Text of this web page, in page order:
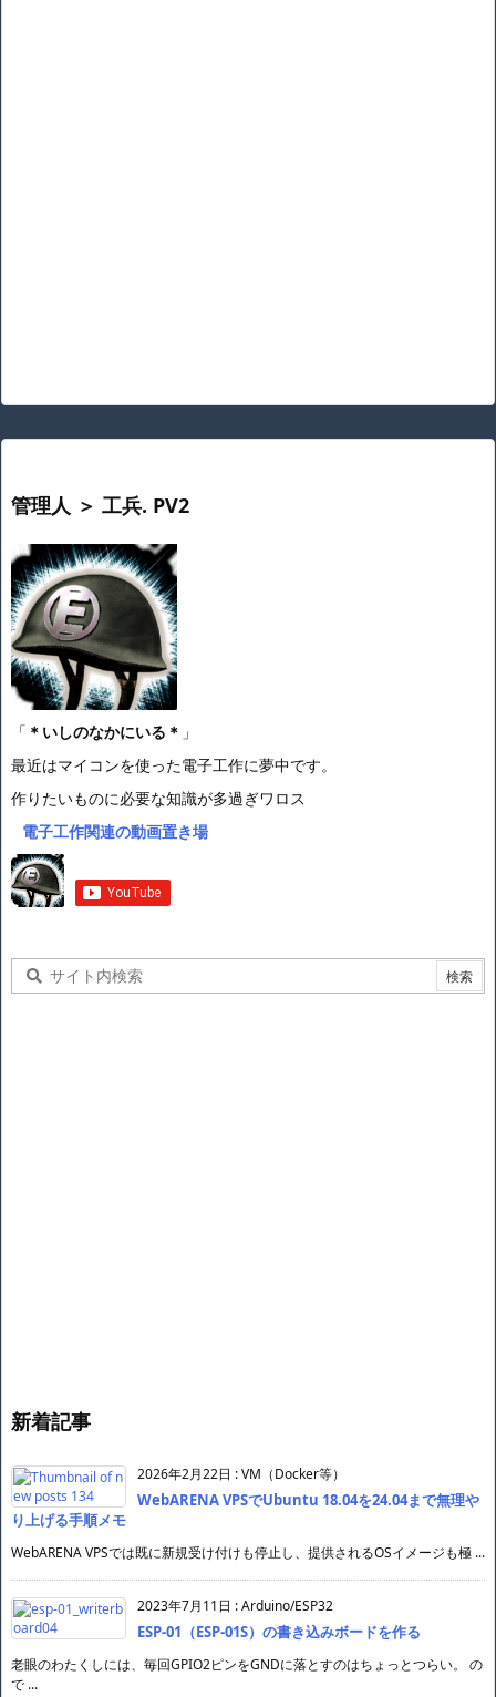
管理人 ＞ 工兵. PV2
「 ＊いしのなかにいる＊ 」
最近はマイコンを使った電子工作に夢中です。
作りたいものに必要な知識が多過ぎワロス
電子工作関連の動画置き場
新着記事
2026年2月22日 :VM（Docker等）
WebARENA VPSでUbuntu 18.04を24.04まで無理や
り上げる手順メモ
WebARENA VPSでは既に新規受け付けも停止し、提供されるOSイメージも極 ...
2023年7月11日 :Arduino/ESP32
ESP-01（ESP-01S）の書き込みボードを作る
老眼のわたくしには、毎回GPIO2ピンをGNDに落とすのはちょっとつらい。 の
で ...